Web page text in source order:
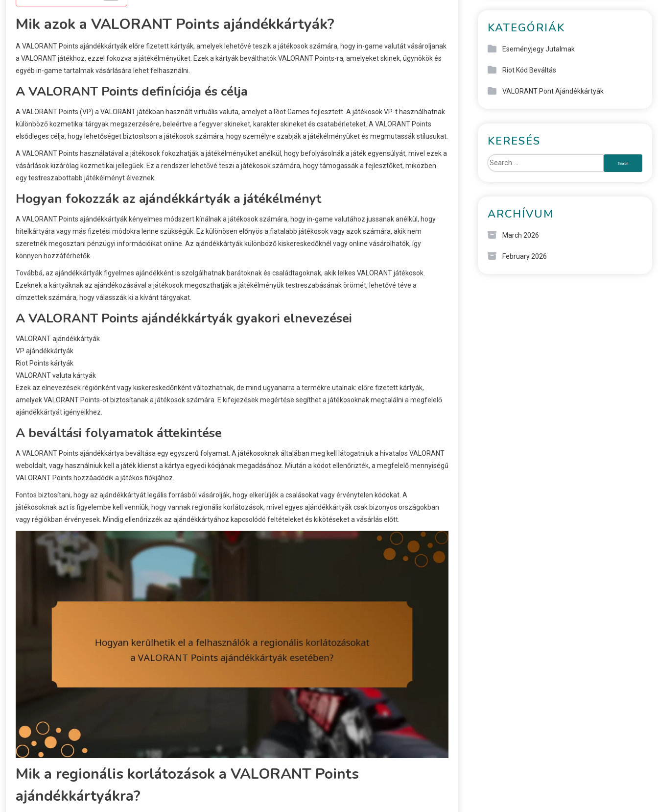
Mik azok a VALORANT Points ajándékkártyák?
A VALORANT Points ajándékkártyák előre fizetett kártyák, amelyek lehetővé teszik a játékosok számára, hogy in-game valutát vásároljanak
a VALORANT játékhoz, ezzel fokozva a játékélményüket. Ezek a kártyák beválthatók VALORANT Points-ra, amelyeket skinek, ügynökök és
egyéb in-game tartalmak vásárlására lehet felhasználni.
A VALORANT Points definíciója és célja
A VALORANT Points (VP) a VALORANT játékban használt virtuális valuta, amelyet a Riot Games fejlesztett. A játékosok VP-t használhatnak
különböző kozmetikai tárgyak megszerzésére, beleértve a fegyver skineket, karakter skineket és csatabérleteket. A VALORANT Points
elsődleges célja, hogy lehetőséget biztosítson a játékosok számára, hogy személyre szabják a játékélményüket és megmutassák stílusukat.
A VALORANT Points használatával a játékosok fokozhatják a játékélményüket anélkül, hogy befolyásolnák a játék egyensúlyát, mivel ezek a
vásárlások kizárólag kozmetikai jellegűek. Ez a rendszer lehetővé teszi a játékosok számára, hogy támogassák a fejlesztőket, miközben
egy testreszabottabb játékélményt élveznek.
Hogyan fokozzák az ajándékkártyák a játékélményt
A VALORANT Points ajándékkártyák kényelmes módszert kínálnak a játékosok számára, hogy in-game valutához jussanak anélkül, hogy
hitelkártyára vagy más fizetési módokra lenne szükségük. Ez különösen előnyös a fiatalabb játékosok vagy azok számára, akik nem
szeretnék megosztani pénzügyi információikat online. Az ajándékkártyák különböző kiskereskedőknél vagy online vásárolhatók, így
könnyen hozzáférhetők.
Továbbá, az ajándékkártyák figyelmes ajándékként is szolgálhatnak barátoknak és családtagoknak, akik lelkes VALORANT játékosok.
Ezeknek a kártyáknak az ajándékozásával a játékosok megoszthatják a játékélményük testreszabásának örömét, lehetővé téve a
címzettek számára, hogy válasszák ki a kívánt tárgyakat.
A VALORANT Points ajándékkártyák gyakori elnevezései
VALORANT ajándékkártyák
VP ajándékkártyák
Riot Points kártyák
VALORANT valuta kártyák
Ezek az elnevezések régiónként vagy kiskereskedőnként változhatnak, de mind ugyanarra a termékre utalnak: előre fizetett kártyák,
amelyek VALORANT Points-ot biztosítanak a játékosok számára. E kifejezések megértése segíthet a játékosoknak megtalálni a megfelelő
ajándékkártyát igényeikhez.
A beváltási folyamatok áttekintése
A VALORANT Points ajándékkártya beváltása egy egyszerű folyamat. A játékosoknak általában meg kell látogatniuk a hivatalos VALORANT
weboldalt, vagy használniuk kell a játék klienst a kártya egyedi kódjának megadásához. Miután a kódot ellenőrizték, a megfelelő mennyiségű
VALORANT Points hozzáadódik a játékos fiókjához.
Fontos biztosítani, hogy az ajándékkártyát legális forrásból vásárolják, hogy elkerüljék a csalásokat vagy érvénytelen kódokat. A
játékosoknak azt is figyelembe kell venniük, hogy vannak regionális korlátozások, mivel egyes ajándékkártyák csak bizonyos országokban
vagy régiókban érvényesek. Mindig ellenőrizzék az ajándékkártyához kapcsolódó feltételeket és kikötéseket a vásárlás előtt.
Mik a regionális korlátozások a VALORANT Points
ajándékkártyákra?
KATEGÓRIÁK
Eseményjegy Jutalmak
Riot Kód Beváltás
VALORANT Pont Ajándékkártyák
KERESÉS
ARCHÍVUM
March 2026
February 2026